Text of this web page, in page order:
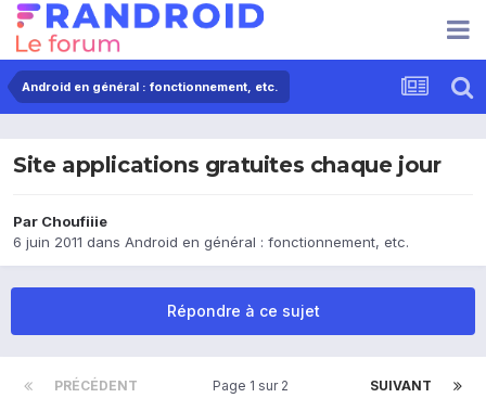
Android en général : fonctionnement, etc.
Site applications gratuites chaque jour
Par Choufiiie
6 juin 2011 dans Android en général : fonctionnement, etc.
Répondre à ce sujet
PRÉCÉDENT SUIVANT
Page 1 sur 2